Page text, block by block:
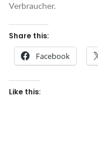
Verbraucher.
Share this:
Facebook
Like this: